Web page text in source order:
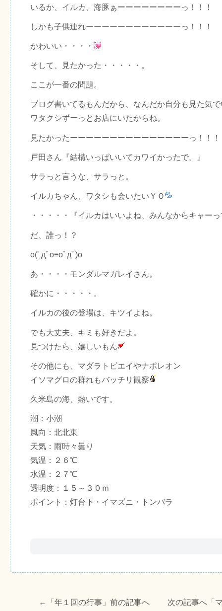
いるか、イルカ、海豚ぁーーーーーーーーっ！！！
しかも子供連れーーーーーーーーーーーーっ！！！
かわいい・・・・
そして、見たかった・・・・・。
ここが一番の問題。
ブログ書いてるもんだから、なんだか自分も見た気
ワタクシずーっとお店にいたからね。
見たかったーーーーーーーーーーーーーーーっ！！！
戸田さん『結構いっぱいいてカワイかったで。』
サラっと言うな、サラっと。
イルカちゃん、ワタシも会いたいＹＯ
・・・・・『イルカはいいよね、みんなからキャー
だ、誰っ！？
o(ﾟдﾟo≡oﾟдﾟ)o
あ・・・・モンダルマガレイさん。
確かに・・・・・。
イルカの後の登場は、キツイよね。
でも大丈夫、キミも好きだよ。
見つけたら、嬉しいもん
その他にも、マダラトビエイやナポレオン
イソマグロの群れもバッチリ観察
久米島の海、熱いです。
潮：小潮
風向：北北東
天気：雨時々曇り
気温：２６℃
水温：２７℃
透明度：１５～３０ｍ
ポイント：灯台下・イマズニ・トンバラ
←「 年１回の行事 」前の記事へ 次の記事へ「